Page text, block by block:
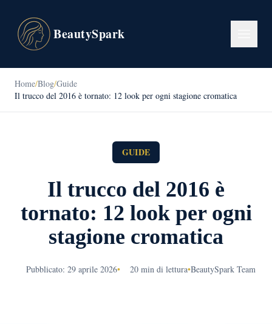
BeautySpark
Home/Blog/Guide
Il trucco del 2016 è tornato: 12 look per ogni stagione cromatica
GUIDE
Il trucco del 2016 è
tornato: 12 look per ogni
stagione cromatica
Pubblicato: 29 aprile 2026• 20 min di lettura•BeautySpark Team